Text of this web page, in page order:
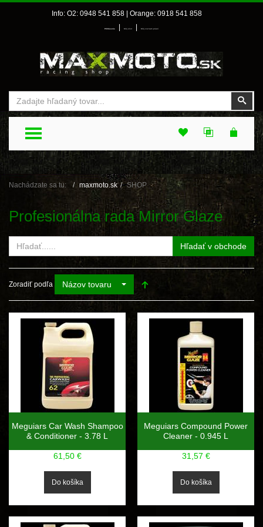
Info: O2: 0948 541 858 | Orange: 0918 541 858
Prihlásenie Môj účet Môj zoznam prianí
TOGGLE MENU
Nachádzate sa tu: maxmoto.sk SHOP
Profesionálna rada Mirror Glaze
Hľadať v obchode
Zoradiť podľa Názov tovaru
Meguiars Car Wash Shampoo
& Conditioner - 3.78 L
61,50 €
Meguiars Compound Power
Cleaner - 0.945 L
31,57 €